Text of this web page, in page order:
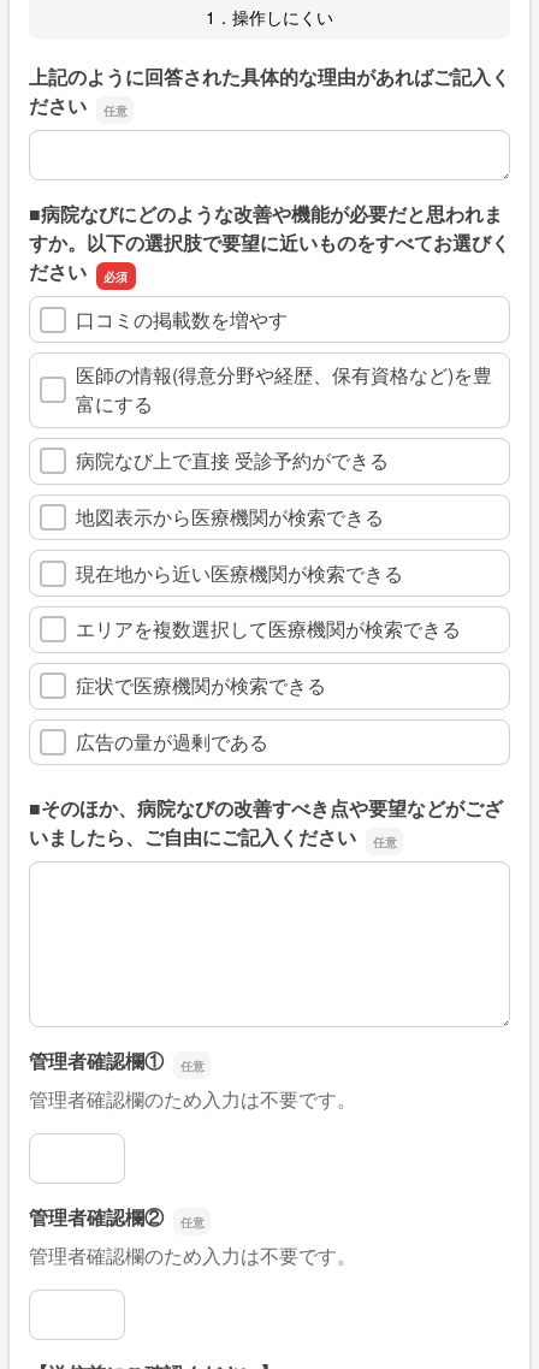
1．操作しにくい
上記のように回答された具体的な理由があればご記入く
ださい
上記のように回答された具体的な理由があればご記入くだ
■病院なびにどのような改善や機能が必要だと思われま
すか。以下の選択肢で要望に近いものをすべてお選びく
ださい
口コミの掲載数を増やす
医師の情報(得意分野や経歴、保有資格など)を豊
富にする
病院なび上で直接 受診予約ができる
地図表示から医療機関が検索できる
現在地から近い医療機関が検索できる
エリアを複数選択して医療機関が検索できる
症状で医療機関が検索できる
広告の量が過剰である
■そのほか、病院なびの改善すべき点や要望などがござ
いましたら、ご自由にご記入ください
■そのほか、病院なびの改善すべき点や要望などがござい
管理者確認欄①
管理者確認欄のため入力は不要です。
管理者確認欄①
管理者確認欄②
管理者確認欄のため入力は不要です。
管理者確認欄②